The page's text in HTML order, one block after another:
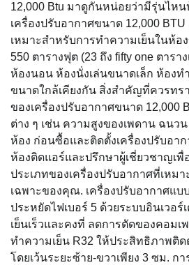
12,000 Btu มาดูกันหน่อยว่ามีรุ่นไหน
เครื่องปรับอากาศขนาด 12,000
เหมาะสำหรับการทำความเย็นในห้อ
550 ตารางฟุต (23 ถึง fifty one ตารา
ห้องนอน ห้องนั่งเล่นขนาดเล็ก ห้อง
ขนาดใกล้เคียงกัน สิ่งสำคัญที่ควรทร
ของเครื่องปรับอากาศขนาด 12,000
ต่าง ๆ เช่น ความสูงของเพดาน ฉนว
ห้อง ก่อนซื้อและติดตั้งเครื่องปรับอา
ห้องติดแอร์และปรึกษาผู้เชี่ยวชาญเ
ประเภทของเครื่องปรับอากาศที่เหม
เฉพาะของคุณ. เครื่องปรับอากาศแบ
ประหยัดไฟเบอร์ 5 ด้วยระบบอินเวอ
เย็นเร็วและคงที่ ลดการตัดของคอมเ
ทำความเย็น R32 ให้ประสิทธิภาพติ
โดยเว้นระยะซ้าย-ขวาเพียง 3 ซม. ก